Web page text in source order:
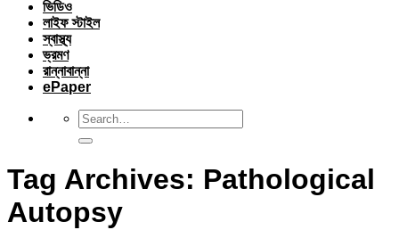
ভিডিও
লাইফ স্টাইল
স্বাস্থ্য
ভ্রমণ
রান্নাবান্না
ePaper
Tag Archives: Pathological
Autopsy